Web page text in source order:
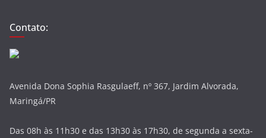
Contato:
Avenida Dona Sophia Rasgulaeff, nº 367, Jardim Alvorada,
Maringá/PR
Das 08h às 11h30 e das 13h30 às 17h30, de segunda a sexta-